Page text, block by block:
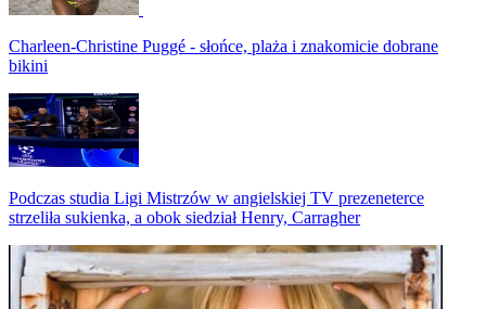
Charleen-Christine Puggé - słońce, plaża i znakomicie dobrane
bikini
Podczas studia Ligi Mistrzów w angielskiej TV prezeneterce
strzeliła sukienka, a obok siedział Henry, Carragher